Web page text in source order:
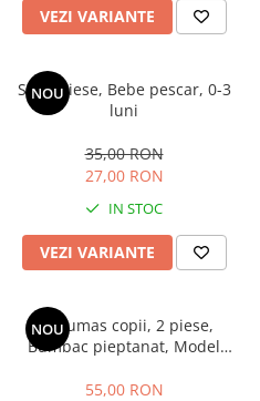
VEZI VARIANTE
NOU
Set 3 piese, Bebe pescar, 0-3
luni
35,00 RON
27,00 RON
IN STOC
VEZI VARIANTE
NOU
Costumas copii, 2 piese,
Bumbac pieptanat, Model
55,00 RON